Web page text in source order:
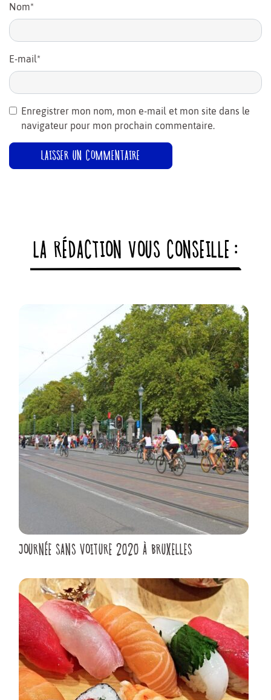
Nom*
E-mail*
Enregistrer mon nom, mon e-mail et mon site dans le
navigateur pour mon prochain commentaire.
LA RÉDACTION VOUS CONSEILLE :
JOURNÉE SANS VOITURE 2020 À BRUXELLES